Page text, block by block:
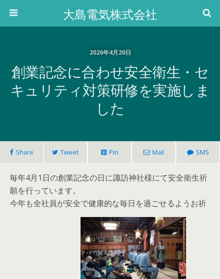
大島電気株式会社
2026年4月20日
創業記念に合わせ安全衛生・セ
キュリティ対策研修を実施しま
した
Share Tweet Pin Mail SMS
毎年4月1日の創業記念の日に諏訪神社様にて安全衛生祈
願を行っています。
今年も全社員が安全で健康的な毎日を過ごせるようお祈